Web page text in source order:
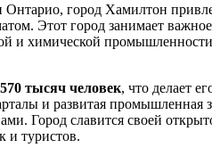
город Хамилтон
Этот город занимает
и химической
тысяч человек, что делает
и развитая промышленная
Город славится своей
и туристов.